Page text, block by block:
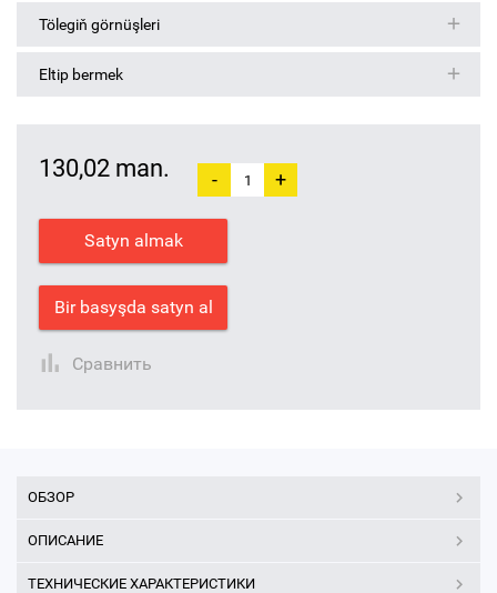
Tölegiň görnüşleri
Eltip bermek
130,02 man. - +
Satyn almak
Bir basyşda satyn al
Сравнить
ОБЗОР
ОПИСАНИЕ
ТЕХНИЧЕСКИЕ ХАРАКТЕРИСТИКИ